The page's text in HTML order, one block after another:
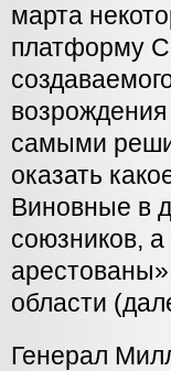
марта
платформу
самыми
оказать
Виновные в
союзников,
области
Генерал